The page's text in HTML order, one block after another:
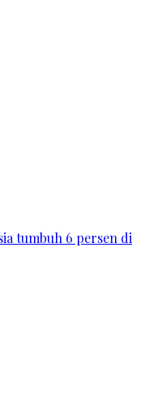
tumbuh 6 persen di